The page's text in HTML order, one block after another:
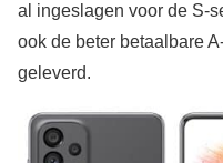
al ingeslagen voor de S-
ook de beter betaalbare
geleverd.